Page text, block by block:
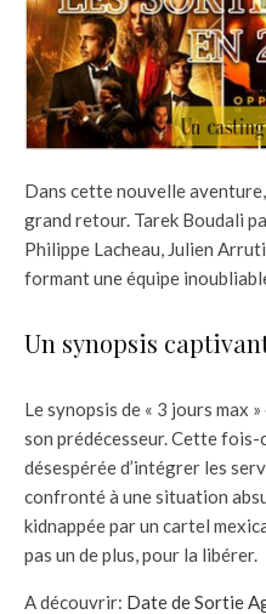
Dans cette nouvelle
grand retour. Tarek Boudali
Philippe Lacheau, Julien
formant une équipe
Un synopsis
Le synopsis de « 3 jours max
son prédécesseur. Cette fois-
désespérée d’intégrer les
confronté à une situation
kidnappée par un cartel
pas un de plus, pour la libérer.
A découvrir: Date de Sortie